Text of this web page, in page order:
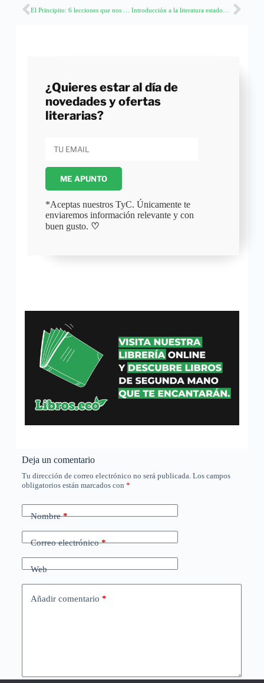
¿Quieres estar al día de
novedades y ofertas
literarias?
ME APUNTO
*Aceptas nuestros TyC. Únicamente te
enviaremos información relevante y con
buen gusto. ♡
Deja un comentario
Tu dirección de correo electrónico no será publicada. Los campos
obligatorios están marcados con *
Nombre*
Correo electrónico*
Web
Añadir comentario *